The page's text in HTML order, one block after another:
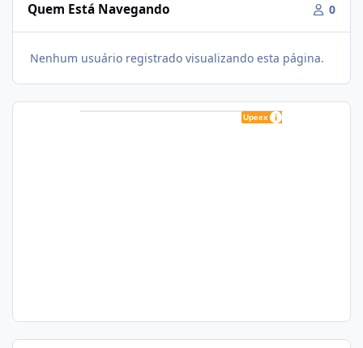
Quem Está Navegando 0
Nenhum usuário registrado visualizando esta página.